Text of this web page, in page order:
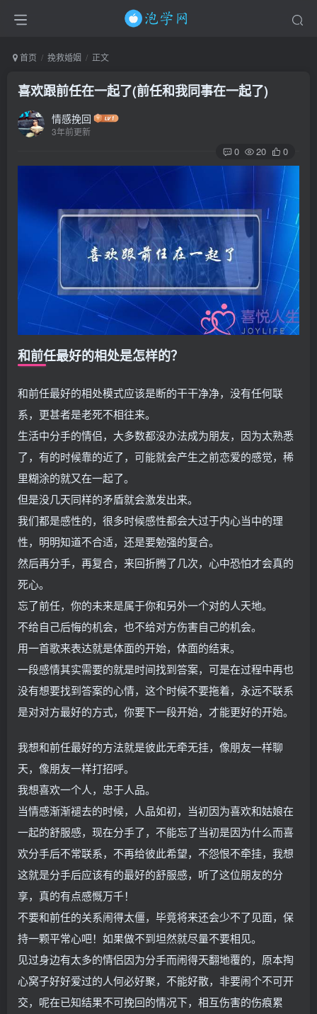
首页 挽救婚姻 正文
喜欢跟前任在一起了(前任和我同事在一起了)
情感挽回
3年前更新
0 20 0
和前任最好的相处是怎样的？
和前任最好的相处模式应该是断的干干净净，没有任何联
系，更甚者是老死不相往来。
生活中分手的情侣，大多数都没办法成为朋友，因为太熟悉
了，有的时候靠的近了，可能就会产生之前恋爱的感觉，稀
里糊涂的就又在一起了。
但是没几天同样的矛盾就会激发出来。
我们都是感性的，很多时候感性都会大过于内心当中的理
性，明明知道不合适，还是要勉强的复合。
然后再分手，再复合，来回折腾了几次，心中恐怕才会真的
死心。
忘了前任，你的未来是属于你和另外一个对的人天地。
不给自己后悔的机会，也不给对方伤害自己的机会。
用一首歌来表达就是体面的开始，体面的结束。
一段感情其实需要的就是时间找到答案，可是在过程中再也
没有想要找到答案的心情，这个时候不要拖着，永远不联系
是对对方最好的方式，你要下一段开始，才能更好的开始。
我想和前任最好的方法就是彼此无牵无挂，像朋友一样聊
天，像朋友一样打招呼。
我想喜欢一个人，忠于人品。
当情感渐渐褪去的时候，人品如初，当初因为喜欢和姑娘在
一起的舒服感，现在分手了，不能忘了当初是因为什么而喜
欢分手后不常联系，不再给彼此希望，不怨恨不牵挂，我想
这就是分手后应该有的最好的舒服感，听了这位朋友的分
享，真的有点感慨万千！
不要和前任的关系闹得太僵，毕竟将来还会少不了见面，保
持一颗平常心吧！如果做不到坦然就尽量不要相见。
见过身边有太多的情侣因为分手而闹得天翻地覆的，原本掏
心窝子好好爱过的人何必好聚，不能好散，非要闹个不可开
交，呢在已知结果不可挽回的情况下，相互伤害的伤痕累